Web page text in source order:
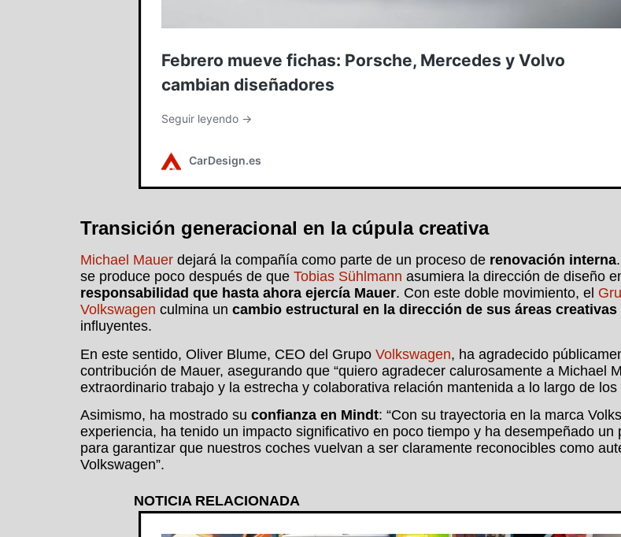
Transición generacional en la cúpula creativa
Michael Mauer dejará la compañía como parte de un proceso de renovación interna
se produce poco después de que Tobias Sühlmann asumiera la dirección de diseño
responsabilidad que hasta ahora ejercía Mauer. Con este doble movimiento, el
Volkswagen culmina un cambio estructural en la dirección de sus áreas creativas
influyentes.
En este sentido, Oliver Blume, CEO del Grupo Volkswagen, ha agradecido
contribución de Mauer, asegurando que “quiero agradecer calurosamente a Michael
extraordinario trabajo y la estrecha y colaborativa relación mantenida a lo largo de los
Asimismo, ha mostrado su confianza en Mindt: “Con su trayectoria en la marca
experiencia, ha tenido un impacto significativo en poco tiempo y ha desempeñado un
para garantizar que nuestros coches vuelvan a ser claramente reconocibles como
Volkswagen”.
NOTICIA RELACIONADA